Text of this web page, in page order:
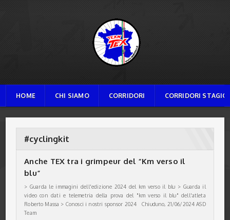
TEAM TEX
HOME CHI SIAMO CORRIDORI CORRIDORI
#cyclingkit
Anche TEX tra i grimpeur del “Km verso il
blu”
> Guarda le immagini dell'edizione 2024 del km verso il blu > Guarda il
video con dati e telemetria della prova del "km verso il blu" dell'atleta
Roberto Massa > Conosci i nostri sponsor 2024 Chiuduno, 21/06/2024 ASD
Team